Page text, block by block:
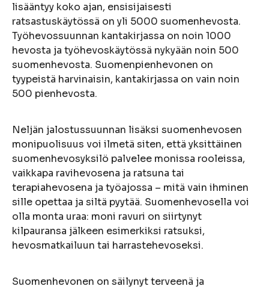
lisääntyy koko ajan, ensisijaisesti
ratsastuskäytössä on yli 5000 suomenhevosta.
Työhevossuunnan kantakirjassa on noin 1000
hevosta ja työhevoskäytössä nykyään noin 500
suomenhevosta. Suomenpienhevonen on
tyypeistä harvinaisin, kantakirjassa on vain noin
500 pienhevosta.
Neljän jalostussuunnan lisäksi suomenhevosen
monipuolisuus voi ilmetä siten, että yksittäinen
suomenhevosyksilö palvelee monissa rooleissa,
vaikkapa ravihevosena ja ratsuna tai
terapiahevosena ja työajossa – mitä vain ihminen
sille opettaa ja siltä pyytää. Suomenhevosella voi
olla monta uraa: moni ravuri on siirtynyt
kilpauransa jälkeen esimerkiksi ratsuksi,
hevosmatkailuun tai harrastehevoseksi.
Suomenhevonen on säilynyt terveenä ja